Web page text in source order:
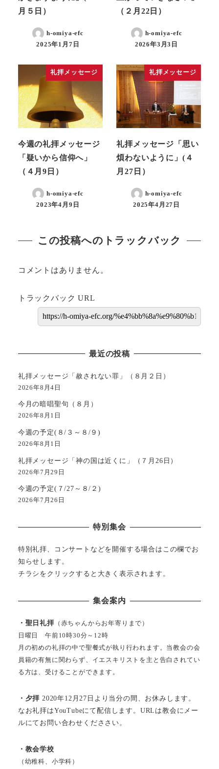
月５日）
h-omiya-efc
2025年1月7日
（２月22日）
h-omiya-efc
2026年3月3日
礼拝メッセージ
今週の礼拝メッセージ
「疑いから信仰へ」
（４月9日）
h-omiya-efc
2023年4月9日
礼拝メッセージ
礼拝メッセージ「思い
煩わないように」(４
月27日）
h-omiya-efc
2025年4月27日
この投稿へのトラックバック
コメントはありません。
トラックバック URL
最近の投稿
礼拝メッセージ「赦されない罪」（８月２日）
2026年8月4日
今月の暗唱聖句（８月）
2026年8月1日
今週の予定(８/３～８/９)
2026年8月1日
礼拝メッセージ「神の国は近くに」（７月26日）
2026年7月29日
今週の予定(７/27～８/２)
2026年7月26日
特別集会
特別礼拝、コンサートなどを開催する場合はこの欄でお
知らせします。
チラシをクリックすると大きく表示されます。
集会案内
・聖日礼拝 （赤ちゃんからお年寄りまで）
日曜日 午前10時30分～12時
月の初めの礼拝の中で聖餐式が執り行われます。当教会の会
員籍の有無に関わらず、イエスキリストを主と告白されてい
る方は、受けることができます。
・夕拝 2020年12月27日より当分の間、お休みします。
なお礼拝はYouTubeにて配信します。URLは教会にメー
ルにてお問い合わせくだささい。
・教会学校
（幼稚科、小学科）